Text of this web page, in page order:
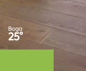
Вода
25°